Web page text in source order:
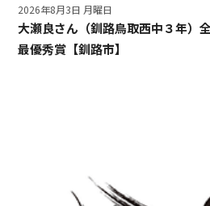
大瀬良さん（釧路鳥取西中３年）
最優秀賞【釧路市】
2026年8月3日 月曜日